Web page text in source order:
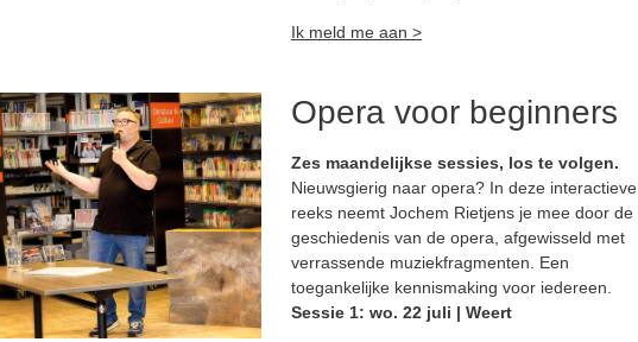
Ik meld me aan >
Opera voor beginners
Zes maandelijkse sessies, los te volgen.
Nieuwsgierig naar opera? In deze interactieve
reeks neemt Jochem Rietjens je mee door de
geschiedenis van de opera, afgewisseld met
verrassende muziekfragmenten. Een
toegankelijke kennismaking voor iedereen.
Sessie 1: wo. 22 juli | Weert